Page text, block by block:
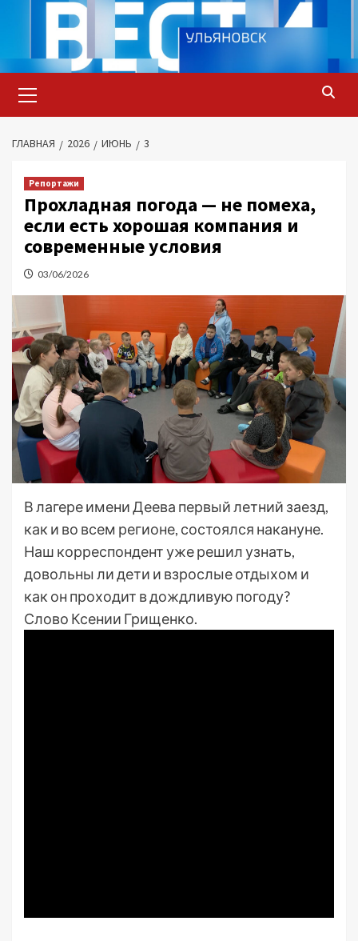
содержимому
меню
ГЛАВНАЯ 2026 ИЮНЬ 3
Репортажи
Прохладная погода — не помеха,
если есть хорошая компания и
современные условия
03/06/2026
В лагере имени Деева первый летний заезд,
как и во всем регионе, состоялся накануне.
Наш корреспондент уже решил узнать,
довольны ли дети и взрослые отдыхом и
как он проходит в дождливую погоду?
Слово Ксении Грищенко.